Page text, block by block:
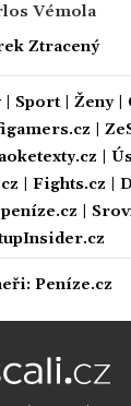
Vémola
Ztracený
| Sport| Ženy|
Fights.cz
Peníze.cz